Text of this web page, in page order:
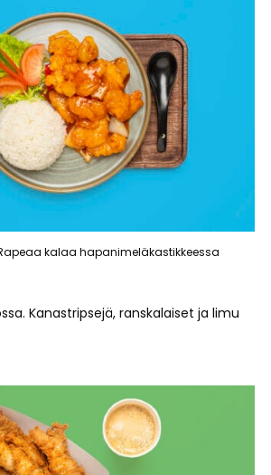
kalaa hapanimeläkastikkeessa
Kanastripsejä, ranskalaiset ja limu